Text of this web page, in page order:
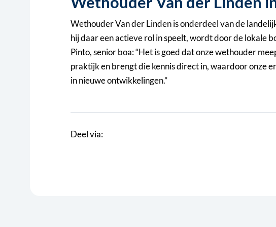
Wethouder Van der Linden is onderdeel van de
hij daar een actieve rol in speelt, wordt door de lokale
Pinto, senior boa: “Het is goed dat onze wethouder
praktijk en brengt die kennis direct in, waardoor onze
in nieuwe ontwikkelingen.”
Deel via: